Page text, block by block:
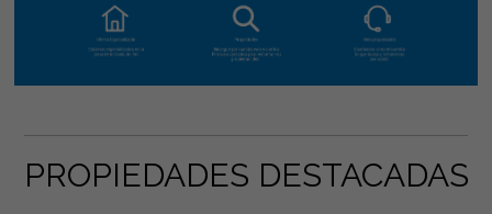
PROPIEDADES DESTACADAS